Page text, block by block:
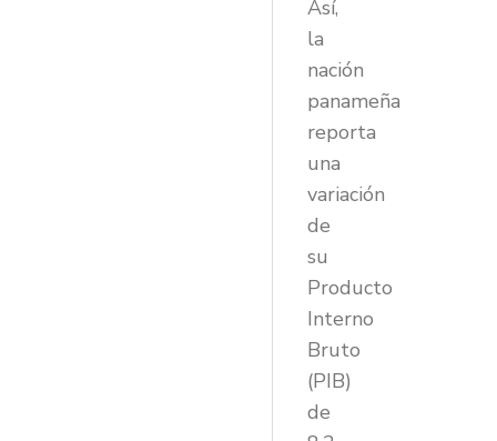
Así,
la
nación
panameña
reporta
una
variación
de
su
Producto
Interno
Bruto
(PIB)
de